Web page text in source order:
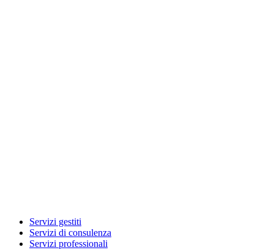
Servizi gestiti
Servizi di consulenza
Servizi professionali